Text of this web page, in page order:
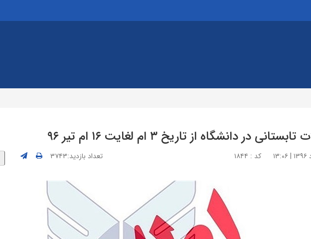
در دانشگاه از تاریخ ۳ ام لغایت ۱۶ ام تیر ۹۶
کد : ۱۸۴۴ تعداد بازدید:۳۷۴۳